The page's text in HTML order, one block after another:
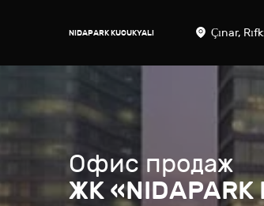
NIDAPARK KUCUKYALI Çınar,
Офис продаж
ЖК «NIDAPARK